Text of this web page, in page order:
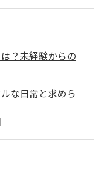
？未経験からの
な日常と求めら
る！千葉の解体